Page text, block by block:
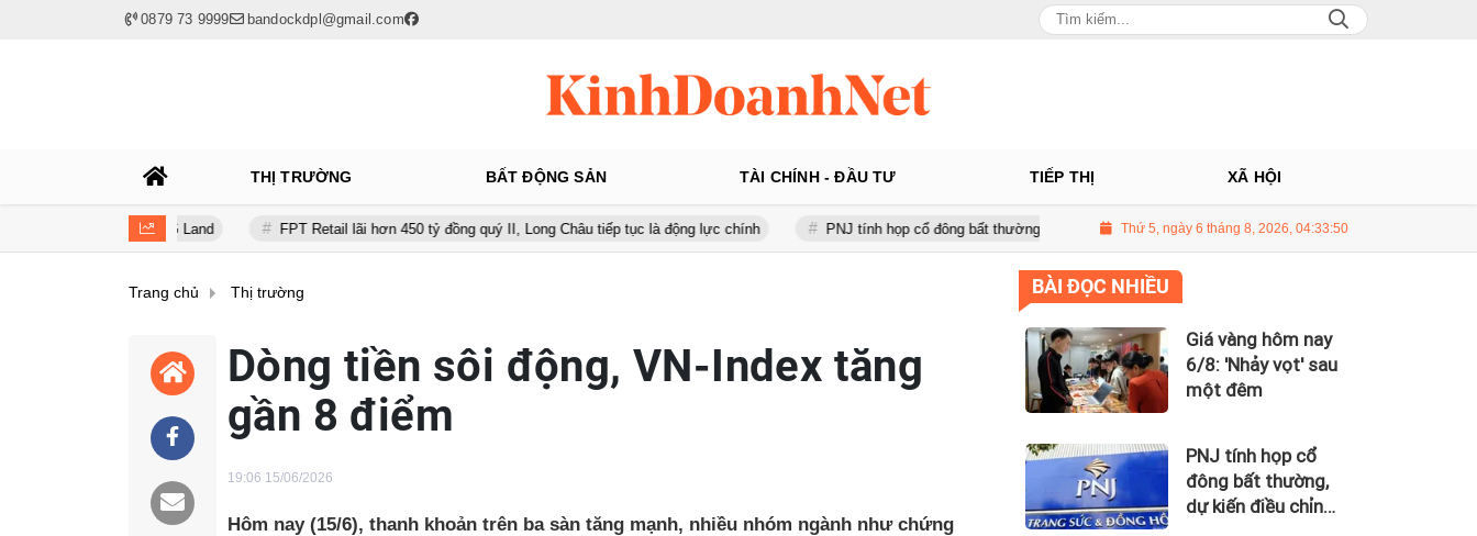
0879 73 9999 bandockdpl@gmail.com
THỊ TRƯỜNG BẤT ĐỘNG SẢN TÀI CHÍNH - ĐẦU TƯ TIẾP THỊ XÃ HỘI
Capital và BCG Land FPT Retail lãi hơn 450 tỷ đồng quý II, Long Châu tiếp tục là động lực chính PNJ tính họp cổ đông bất thường, dự kiến điều chỉnh kế hoạch kinh doanh 2026 Giá vàng hôm nay 6/
Thứ 5, ngày 6 tháng 8, 2026, 04:33:51
Trang chủ Thị trường
Dòng tiền sôi động, VN-Index tăng
gần 8 điểm
19:06 15/06/2026
Hôm nay (15/6), thanh khoản trên ba sàn tăng mạnh, nhiều nhóm ngành như chứng
BÀI ĐỌC NHIỀU
Giá vàng hôm nay
6/8: 'Nhảy vọt' sau
một đêm
PNJ tính họp cổ
đông bất thường,
dự kiến điều chỉnh